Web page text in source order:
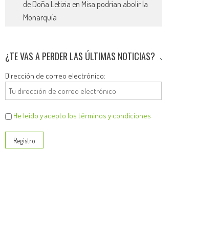
de Doña Letizia en Misa podrían abolir la
Monarquía
¿TE VAS A PERDER LAS ÚLTIMAS NOTICIAS?
Dirección de correo electrónico:
He leído y acepto los términos y condiciones